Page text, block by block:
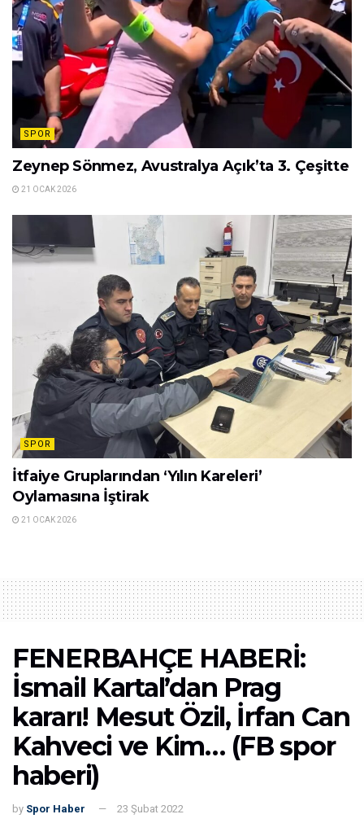
SPOR
Zeynep Sönmez, Avustralya Açık’ta 3. Çeşitte
21 OCAK 2026
SPOR
İtfaiye Gruplarından ‘Yılın Kareleri’
Oylamasına İştirak
21 OCAK 2026
FENERBAHÇE HABERİ:
İsmail Kartal’dan Prag
kararı! Mesut Özil, İrfan Can
Kahveci ve Kim… (FB spor
haberi)
by Spor Haber 23 Şubat 2022